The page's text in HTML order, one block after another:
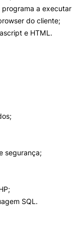
programa a executar
do cliente;
e HTML.
segurança;
SQL.